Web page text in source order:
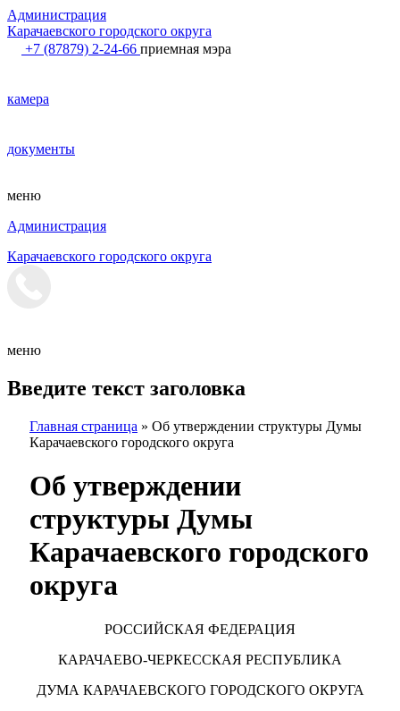
Администрация
Карачаевского городского округа
+7 (87879) 2-24-66 приемная мэра
камера
документы
меню
Администрация
Карачаевского городского округа
меню
Введите текст заголовка
Главная страница » Об утверждении структуры Думы
Карачаевского городского округа
Об утверждении
структуры Думы
Карачаевского городского
округа
РОССИЙСКАЯ ФЕДЕРАЦИЯ
КАРАЧАЕВО-ЧЕРКЕССКАЯ РЕСПУБЛИКА
ДУМА КАРАЧАЕВСКОГО ГОРОДСКОГО ОКРУГА